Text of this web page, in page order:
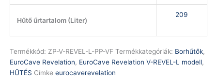
Hűtő űrtartalom (Liter)
209
Termékkód: ZP-V-REVEL-L-PP-VF Termékkategóriák: Borhűtők,
EuroCave Revelation, EuroCave Revelation V-REVEL-L modell,
HŰTÉS Címke eurocaverevelation